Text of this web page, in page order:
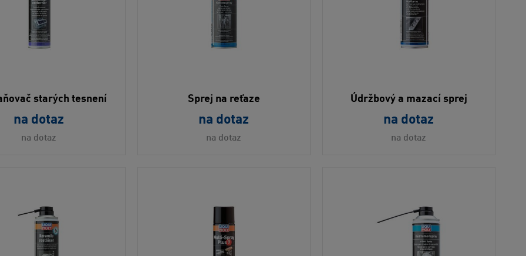
starých tesnení
na dotaz
na dotaz
Sprej na reťaze
na dotaz
na dotaz
Údržbový a mazací sprej
na dotaz
na dotaz